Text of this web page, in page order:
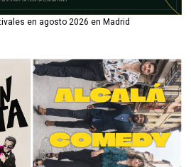
en agosto 2026 en Madrid